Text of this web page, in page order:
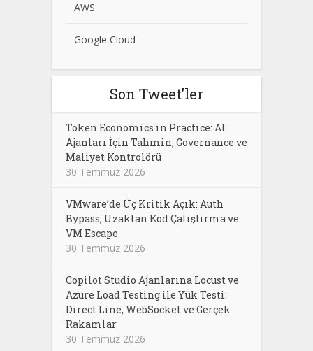
AWS
Google Cloud
Son Tweet’ler
Token Economics in Practice: AI
Ajanları İçin Tahmin, Governance ve
Maliyet Kontrolörü
30 Temmuz 2026
VMware’de Üç Kritik Açık: Auth
Bypass, Uzaktan Kod Çalıştırma ve
VM Escape
30 Temmuz 2026
Copilot Studio Ajanlarına Locust ve
Azure Load Testing ile Yük Testi:
Direct Line, WebSocket ve Gerçek
Rakamlar
30 Temmuz 2026